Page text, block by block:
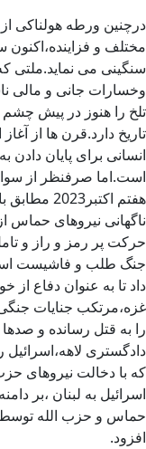
درچنین ورطه هولناکی از
مختلف و
وخسارات جانی و مالی
تلخ را هنوز در پیش
تاریخ دارد.قرن ها از
انسانی برای پایان
است.اما صرفنظر از
هفتم
ناگهانی نیروهای حماس
حرکت پر رمز و راز و
جنگ طلب و فاشیست
داد تا به عنوان دفاع از
غزه،مرتکب جنایات
را به قتل رسانده و صدها
دادگستری
که با دخالت نیروهای
اسرائیل به لبنان ،بر
حماس و حزب الله توسط
افزود.